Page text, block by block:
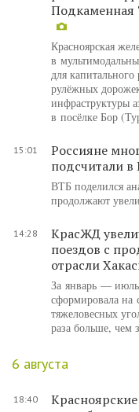
Подкаменная
Красноярская
в
для
рулёжных
инфраструктуры
в посёлке Бор
15:01
Россияне
подсчитали в
ВТБ поделился
продолжают
14:28
КрасЖД
поездов с
отрасли
За январь — июль
сформировала на
тяжеловесных
раза больше, чем
6 августа
18:40